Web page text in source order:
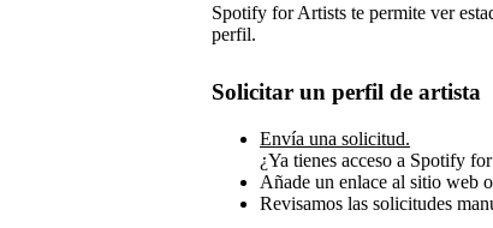
Spotify for Artists te permite ver
perfil.
Solicitar un perfil de artista
Envía una solicitud.
¿Ya tienes acceso a Spotify
Añade un enlace al sitio web
Revisamos las solicitudes